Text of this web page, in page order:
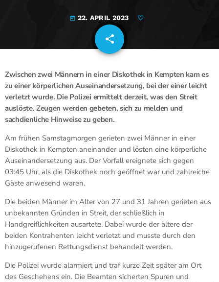
today 22. APRIL 2023
share
email
Zwischen zwei Männern in einer Diskothek in Kempten kam es
zu einer körperlichen Auseinandersetzung, bei der einer leicht
verletzt wurde. Die Polizei ermittelt derzeit, was den Streit
auslöste. Zeugen werden gebeten, sich zu melden und
sachdienliche Hinweise zu geben.
Am frühen Samstagmorgen gerieten zwei Männer in einer
Diskothek in Kempten aneinander und lösten eine körperliche
Auseinandersetzung aus. Der Vorfall ereignete sich gegen
03:45 Uhr, als die Diskothek noch geöffnet war und zahlreiche
Gäste anwesend waren.
Die beiden Männer im Alter von 27 und 31 Jahren gerieten aus
unbekannten Gründen in Streit, der schließlich in
Handgreiflichkeiten ausartete. Dabei wurde der ältere der
beiden Kontrahenten leicht verletzt und musste durch den
hinzugerufenen Rettungsdienst behandelt werden.
Die Polizei wurde alarmiert und traf kurze Zeit später am Ort
des Geschehens ein. Die Beamten sicherten Spuren und